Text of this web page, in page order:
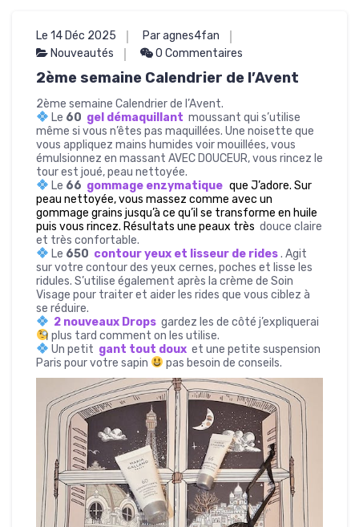
Le 14 Déc 2025
Par agnes4fan
Nouveautés
0 Commentaires
2ème semaine Calendrier de l’Avent
2ème semaine Calendrier de l’Avent.
Le 60 gel démaquillant moussant qui s’utilise
même si vous n’êtes pas maquillées. Une noisette que
vous appliquez mains humides voir mouillées, vous
émulsionnez en massant AVEC DOUCEUR, vous rincez le
tour est joué, peau nettoyée.
Le 66 gommage enzymatique que J’adore. Sur
peau nettoyée, vous massez comme avec un
gommage grains jusqu’à ce qu’il se transforme en huile
puis vous rincez. Résultats une peaux très douce claire
et très confortable.
Le 650 contour yeux et lisseur de rides. Agit
sur votre contour des yeux cernes, poches et lisse les
ridules. S’utilise également après la crème de Soin
Visage pour traiter et aider les rides que vous ciblez à
se réduire.
2 nouveaux Drops gardez les de côté j’expliquerai
plus tard comment on les utilise.
Un petit gant tout doux et une petite suspension
Paris pour votre sapin
pas besoin de conseils.